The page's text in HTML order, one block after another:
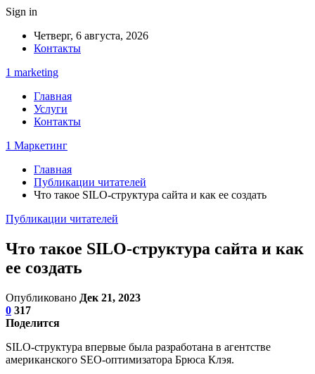
Sign in
Четверг, 6 августа, 2026
Контакты
1 marketing
Главная
Услуги
Контакты
1 Маркетинг
Главная
Публикации читателей
Что такое SILO-структура сайта и как ее создать
Публикации читателей
Что такое SILO-структура сайта и как
ее создать
Опубликовано Дек 21, 2023
0 317
Поделится
SILO-структура впервые была разработана в агентстве
американского SEO-оптимизатора Брюса Клэя.